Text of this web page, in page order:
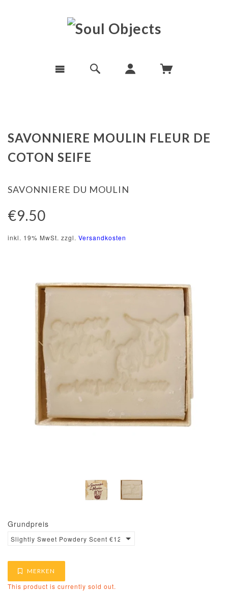
SAVONNIERE MOULIN FLEUR DE
COTON SEIFE
SAVONNIERE DU MOULIN
€9.50
inkl. 19% MwSt. zzgl. Versandkosten
Grundpreis
Slightly Sweet Powdery Scent €12.17 / 100g
MERKEN
This product is currently sold out.